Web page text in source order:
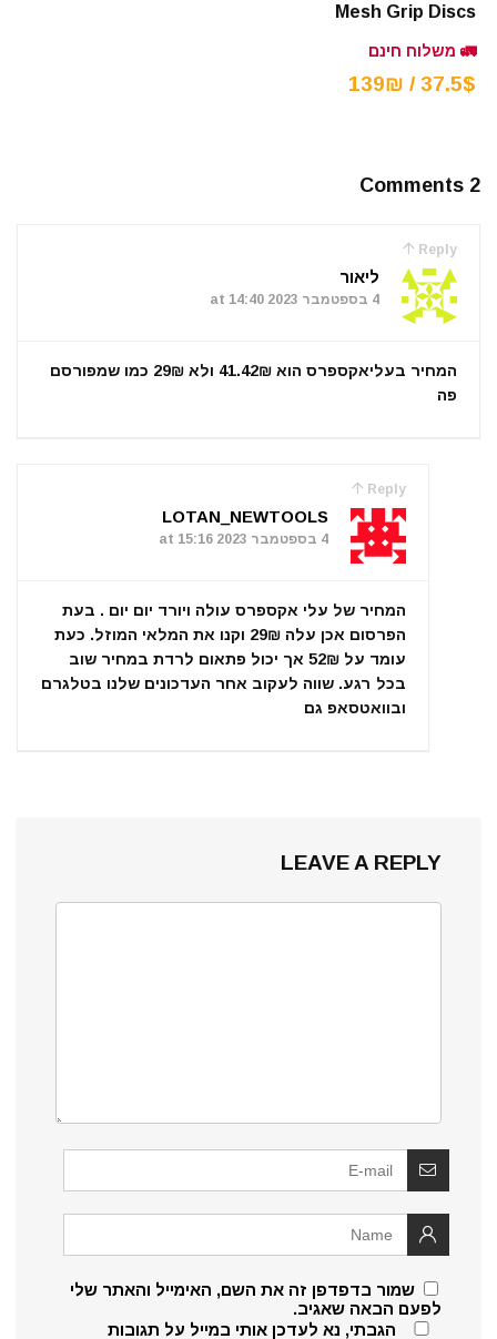
Mesh Grip Discs
🚛 משלוח חינם
37.5$ / 139₪
2 Comments
Reply
ליאור
4 בספטמבר 2023 at 14:40
המחיר בעליאקספרס הוא 41.42₪ ולא 29₪ כמו שמפורסם
פה
Reply
LOTAN_NEWTOOLS
4 בספטמבר 2023 at 15:16
המחיר של עלי אקספרס עולה ויורד יום יום . בעת
הפרסום אכן עלה 29₪ וקנו את המלאי המוזל. כעת
עומד על 52₪ אך יכול פתאום לרדת במחיר שוב
בכל רגע. שווה לעקוב אחר העדכונים שלנו בטלגרם
ובוואטסאפ גם
LEAVE A REPLY
שמור בדפדפן זה את השם, האימייל והאתר שלי
לפעם הבאה שאגיב.
הגבתי, נא לעדכן אותי במייל על תגובות